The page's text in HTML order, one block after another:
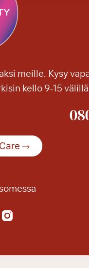
meille. Kysy
kello 9-15